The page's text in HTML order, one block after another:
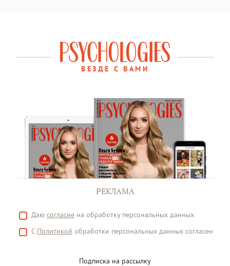
ВЕЗДЕ С ВАМИ
РЕКЛАМА
Даю согласие на обработку персональных данных
С Политикой обработки персональных данных согласен
Подписка на рассылку